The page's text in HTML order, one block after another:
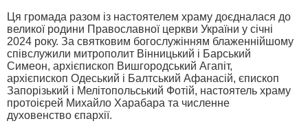
Ця громада разом із настоятелем храму доєдналася до
великої родини Православної церкви України у січні
2024 року. За святковим богослужінням блаженнійшому
співслужили митрополит Вінницький і Барський
Симеон, архієпископ Вишгородський Агапіт,
архієпископ Одеський і Балтський Афанасій, єпископ
Запорізький і Мелітопольський Фотій, настоятель храму
протоієрей Михайло Харабара та численне
духовенство єпархії.